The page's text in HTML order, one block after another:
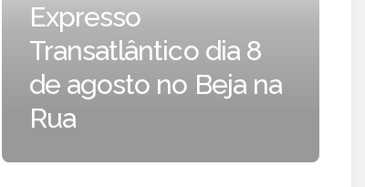
Expresso
Transatlântico dia 8
de agosto no Beja na
Rua